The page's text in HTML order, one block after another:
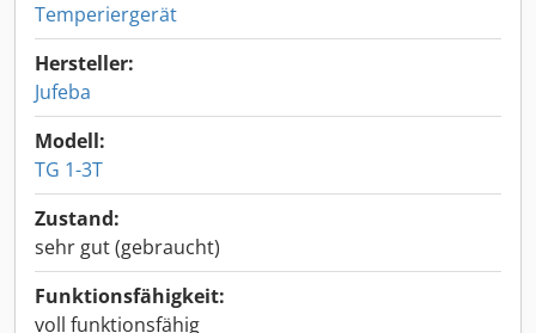
Temperiergerät
Hersteller:
Jufeba
Modell:
TG 1-3T
Zustand:
sehr gut (gebraucht)
Funktionsfähigkeit:
voll funktionsfähig